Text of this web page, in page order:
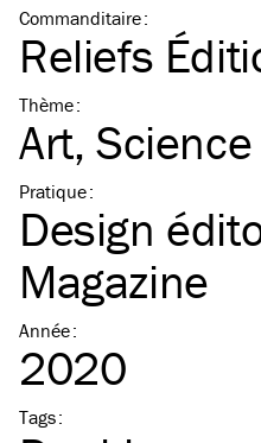
Commanditaire:
Reliefs
Thème:
Art Science
Pratique:
Design
Magazine
Année:
2020
Tags: